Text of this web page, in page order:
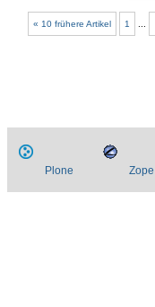
« 10 frühere Artikel 1
Plone Zope